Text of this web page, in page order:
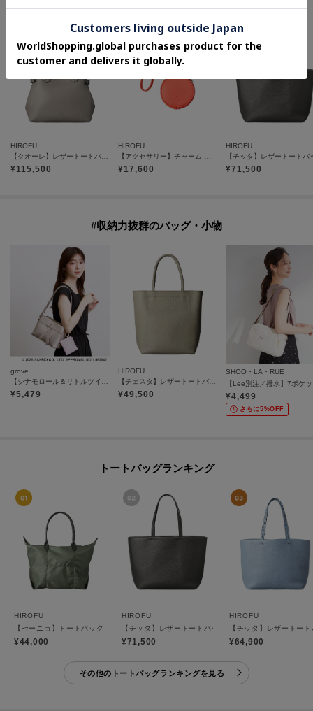
HIROFU
【クオーレ】レザートートバッグ L A4 ビジネスバッグ 本革（商品番号：P25－35642）
¥115,500
HIROFU
【アクセサリー】チャーム ポーチ レザー 本革（商品番号：P25－65612）
¥17,600
HIROFU
¥71,500
#収納力抜群のバッグ・小物
grove
¥5,479
HIROFU
¥49,500
SHOO・LA・RUE
¥4,499
さらに5%OFF
トートバッグランキング
HIROFU
【セーニョ】トートバッグ ナイロン L A4サイズ ビジネスバッグ（商品番号：
¥44,000
HIROFU
【チッタ】レザートートバッグ L A4サイズ 本革（商
¥71,500
HIROFU
【チッタ】レザートー
¥64,900
その他のトートバッグランキングを見る